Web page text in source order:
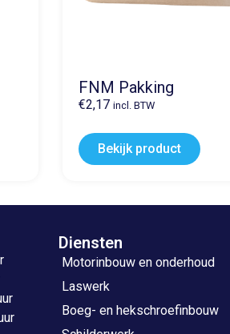
FNM Pakking
€2,17 incl. BTW
Bekijk product
Diensten
Motorinbouw en onderhoud
Laswerk
Boeg- en hekschroefinbouw